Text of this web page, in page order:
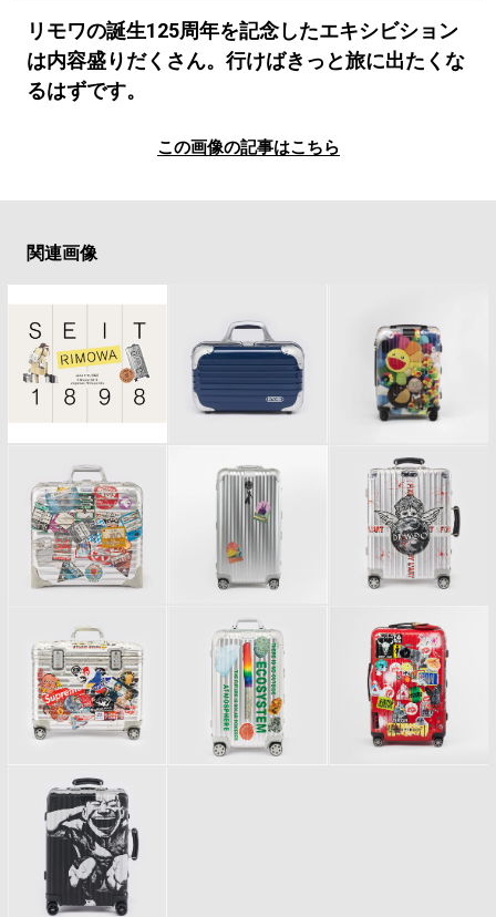
リモワの誕生125周年を記念したエキシビション
は内容盛りだくさん。行けばきっと旅に出たくな
るはずです。
この画像の記事はこちら
関連画像